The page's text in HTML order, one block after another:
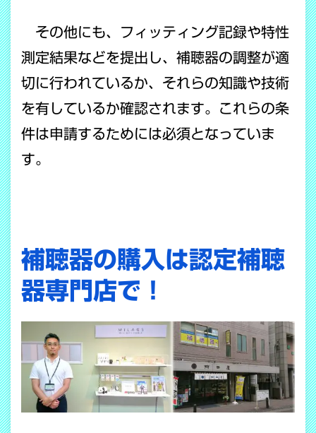
その他にも、フィッティング記録や特性
測定結果などを提出し、補聴器の調整が適
切に行われているか、それらの知識や技術
を有しているか確認されます。 これらの条
件は申請するためには必須となっていま
す。
補聴器の購入は認定補聴
器専門店で！